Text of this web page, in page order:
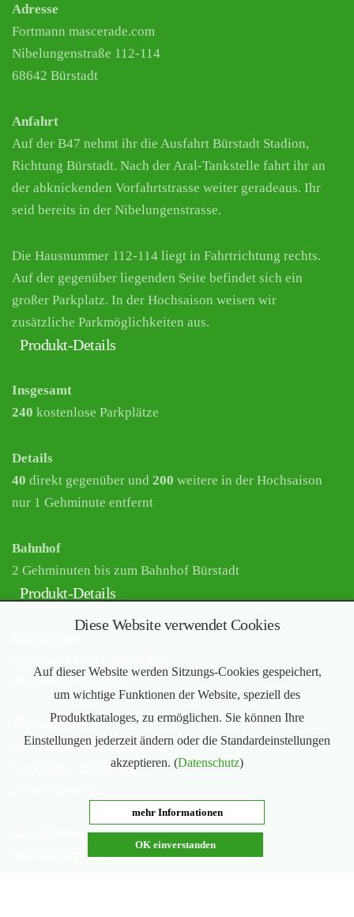
Adresse
Fortmann mascerade.com
Nibelungenstraße 112-114
68642 Bürstadt
Anfahrt
Auf der B47 nehmt ihr die Ausfahrt Bürstadt Stadion,
Richtung Bürstadt. Nach der Aral-Tankstelle fahrt ihr an
der abknickenden Vorfahrtstrasse weiter geradeaus. Ihr
seid bereits in der Nibelungenstrasse.
Die Hausnummer 112-114 liegt in Fahrtrichtung rechts.
Auf der gegenüber liegenden Seite befindet sich ein
großer Parkplatz. In der Hochsaison weisen wir
zusätzliche Parkmöglichkeiten aus.
Produkt-Details
Insgesamt
240 kostenlose Parkplätze
Details
40 direkt gegenüber und 200 weitere in der Hochsaison
nur 1 Gehminute entfernt
Bahnhof
2 Gehminuten bis zum Bahnhof Bürstadt
Produkt-Details
(September – Februar)
Nebensaison
Mo – Fr:16:00 – 20:00 Uhr
10:00 – 20:00 Uhr
Nachsaisonpause:
Diese Website verwendet Cookies
Auf dieser Website werden Sitzungs-Cookies gespeichert,
um wichtige Funktionen der Website, speziell des
Produktkataloges, zu ermöglichen. Sie können Ihre
Einstellungen jederzeit ändern oder die Standardeinstellungen
akzeptieren. (Datenschutz)
mehr Informationen
OK einverstanden